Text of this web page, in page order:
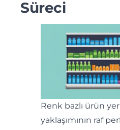
Süreci
Renk bazlı ürün
yaklaşımının raf